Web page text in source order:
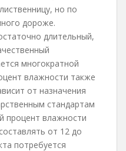
но по
дороже.
длительный,
многократной
влажности также
от назначения
стандартам
процент влажности
от 12 до
потребуется